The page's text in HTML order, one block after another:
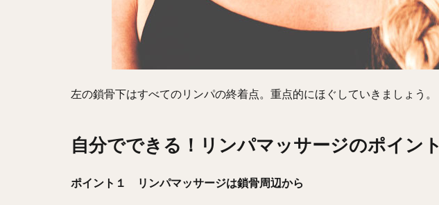
左の鎖骨下はすべてのリンパの終着点。重点的にほぐしていきましょう。
自分でできる！リンパマッサージのポイント
ポイント１ リンパマッサージは鎖骨周辺から